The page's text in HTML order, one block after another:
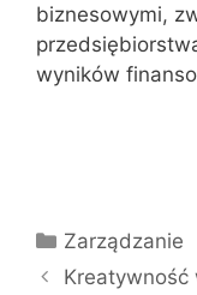
biznesowymi,
wyników
Kategorie
Zarządzanie
Kreatywność